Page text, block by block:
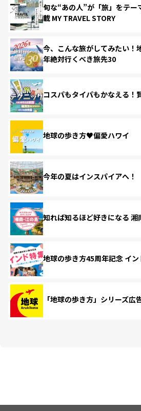
旬な“あの人”が「旅」をテー
載 MY TRAVEL STORY
今、こんな旅がしてみたい！
年絶対行くべき旅先30
コスパもタイパもかなえる！
地球の歩き方♥偏愛ハワイ
今年の夏はインスパイアへ！
知れば知るほど好きになる 湘
地球の歩き方45周年記念 イ
「地球の歩き方」シリーズ広